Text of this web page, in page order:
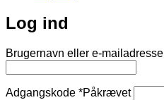
Log ind
Brugernavn eller e-mailadresse
Adgangskode *Påkrævet